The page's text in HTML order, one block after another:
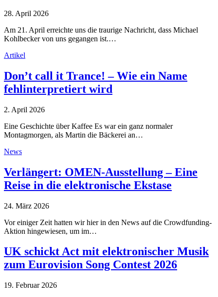
28. April 2026
Am 21. April erreichte uns die traurige Nachricht, dass Michael
Kohlbecker von uns gegangen ist.…
Artikel
Don’t call it Trance! – Wie ein Name
fehlinterpretiert wird
2. April 2026
Eine Geschichte über Kaffee Es war ein ganz normaler
Montagmorgen, als Martin die Bäckerei an…
News
Verlängert: OMEN-Ausstellung – Eine
Reise in die elektronische Ekstase
24. März 2026
Vor einiger Zeit hatten wir hier in den News auf die Crowdfunding-
Aktion hingewiesen, um im…
UK schickt Act mit elektronischer Musik
zum Eurovision Song Contest 2026
19. Februar 2026